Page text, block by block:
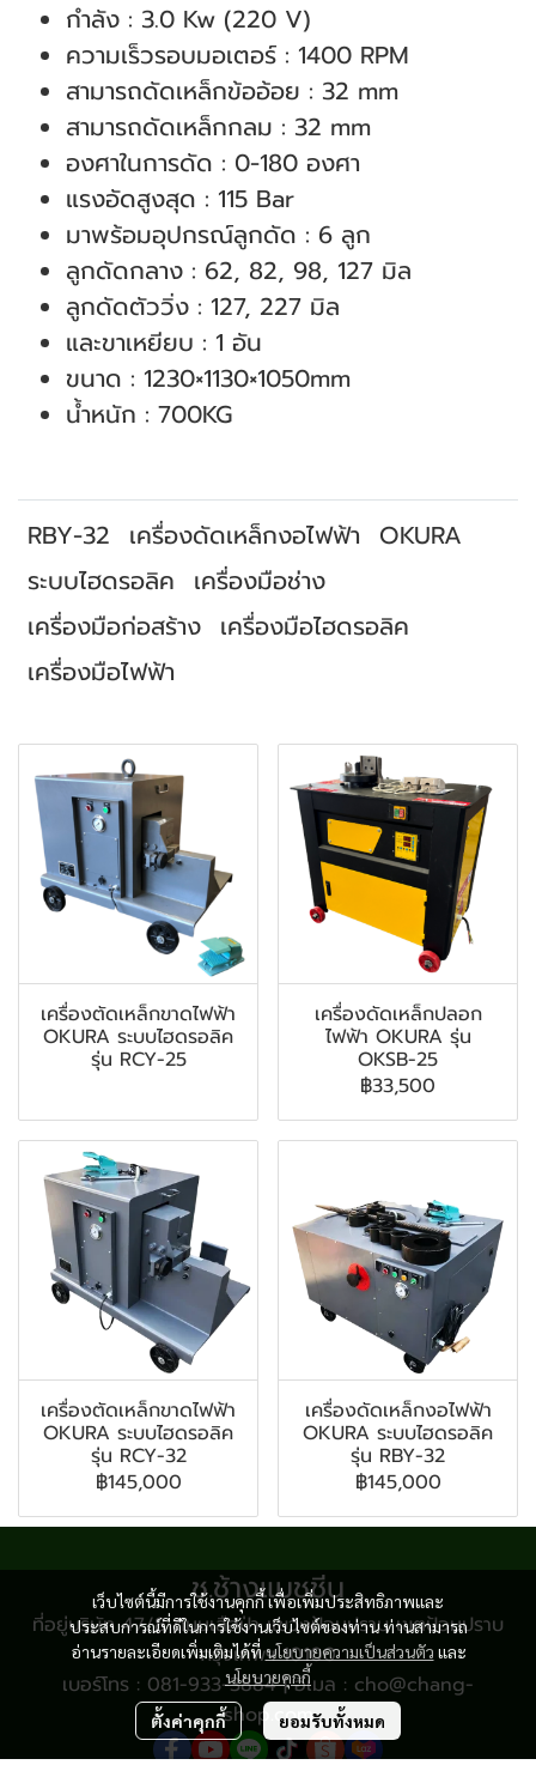
กําลัง : 3.0 Kw (220 V)
ความเร็วรอบมอเตอร์ : 1400 RPM
สามารถดัดเหล็กข้ออ้อย : 32 mm
สามารถดัดเหล็กกลม : 32 mm
องศาในการดัด : 0-180 องศา
แรงอัดสูงสุด : 115 Bar
มาพร้อมอุปกรณ์ลูกดัด : 6 ลูก
ลูกดัดกลาง : 62, 82, 98, 127 มิล
ลูกดัดตัววิ่ง : 127, 227 มิล
และขาเหยียบ : 1 อัน
ขนาด : 1230×1130×1050mm
นํ้าหนัก : 700KG
RBY-32 เครื่องดัดเหล็กงอไฟฟ้า OKURA
ระบบไฮดรอลิค เครื่องมือช่าง
เครื่องมือก่อสร้าง เครื่องมือไฮดรอลิค
เครื่องมือไฟฟ้า
เครื่องตัดเหล็กขาดไฟฟ้า
OKURA ระบบไฮดรอลิค
รุ่น RCY-25
เครื่องดัดเหล็กปลอก
ไฟฟ้า OKURA รุ่น
OKSB-25
฿33,500
เครื่องตัดเหล็กขาดไฟฟ้า
OKURA ระบบไฮดรอลิค
รุ่น RCY-32
฿145,000
เครื่องดัดเหล็กงอไฟฟ้า
OKURA ระบบไฮดรอลิค
รุ่น RBY-32
฿145,000
เว็บไซต์นี้มีการใช้งานคุกกี้ เพื่อเพิ่มประสิทธิภาพและ
ประสบการณ์ที่ดีในการใช้งานเว็บไซต์ของท่าน ท่านสามารถ
อ่านรายละเอียดเพิ่มเติมได้ที่นโยบายความเป็นส่วนตัว และ
นโยบายคุกกี้
ตั้งค่าคุกกี้ ยอมรับทั้งหมด
ช.ช้างแมชชีน
ที่อยู่บริษัท 47/8 ถนนเสือป่า แขวงป้อมปราบ เขตป้อมปราบ
กรุงเทพฯ 10100
เบอร์โทร : 081-933-3884 | อีเมล : cho@chang-
shop.com